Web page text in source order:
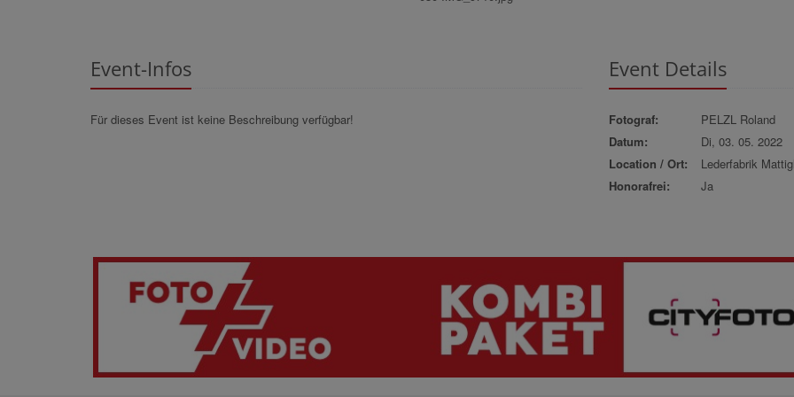
Event-Infos
Für dieses Event ist keine Beschreibung verfügbar!
Event Details
Fotograf:
PELZL Roland
Datum:
Di, 03. 05. 2022
Location / Ort:
Lederfabrik
Honorafrei:
Ja